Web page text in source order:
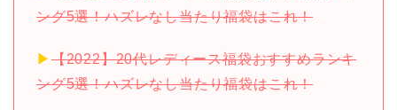
ング5選！ハズレなし当たり福袋はこれ！
▶︎【2022】20代レディース福袋おすすめランキ
ング5選！ハズレなし当たり福袋はこれ！